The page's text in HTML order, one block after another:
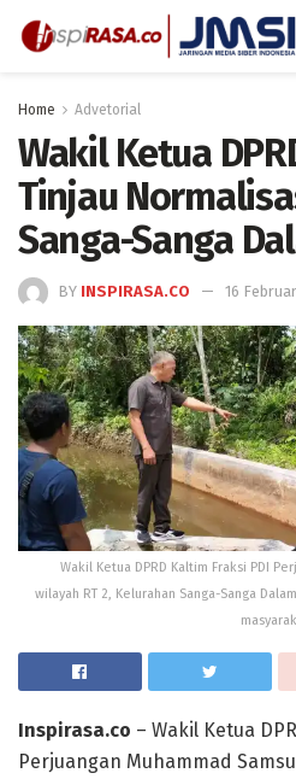
Home Advetorial
Wakil Ketua
Tinjau
Sanga-Sanga
BY INSPIRASA.CO 16
Wakil Ketua DPRD Kaltim Fraksi PDI
wilayah RT 2, Kelurahan Sanga-Sanga
Inspirasa.co – Wakil Ketua
Perjuangan Muhammad